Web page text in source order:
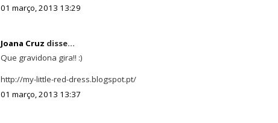
01 março, 2013 13:29
Joana Cruz disse...
Que gravidona gira!! :)
http://my-little-red-dress.blogspot.pt/
01 março, 2013 13:37